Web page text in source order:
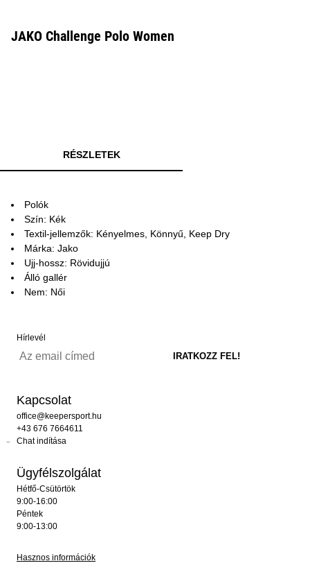
JAKO Challenge Polo Women
RÉSZLETEK
Polók
Szín: Kék
Textil-jellemzők: Kényelmes, Könnyű, Keep Dry
Márka: Jako
Ujj-hossz: Rövidujjú
Álló gallér
Nem: Női
Hírlevél
Kapcsolat
office@keepersport.hu
+43 676 7664611
Chat indítása
Ügyfélszolgálat
Hétfő-Csütörtök
9:00-16:00
Péntek
9:00-13:00
Hasznos információk